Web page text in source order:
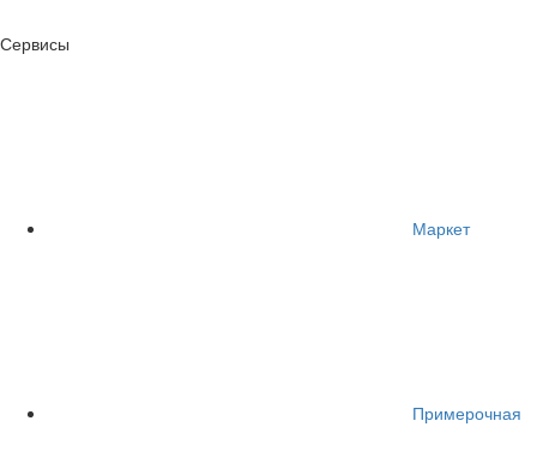
Сервисы
Маркет
Примерочная